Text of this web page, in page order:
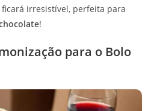
irresistível, perfeita para
!
para o Bolo